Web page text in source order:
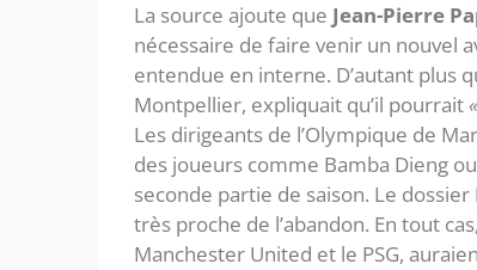
La source ajoute que Jean-Pierre
nécessaire de faire venir un nouvel
entendue en interne. D’autant plus
Montpellier, expliquait qu’il pourrait
Les dirigeants de l’Olympique de
des joueurs comme Bamba Dieng
seconde partie de saison. Le
très proche de l’abandon. En tout
Manchester United et le PSG,